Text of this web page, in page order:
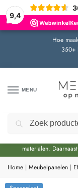
9,4
Hoe
350+
MENU
Door de
materialen.
Home | Meubelpanelen |